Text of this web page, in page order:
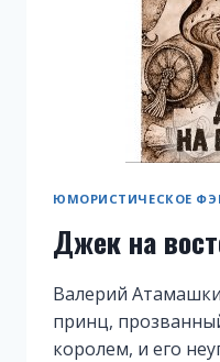
ЮМОРИСТИЧЕСКОЕ
Джек на
Валерий
принц,
королем, и его